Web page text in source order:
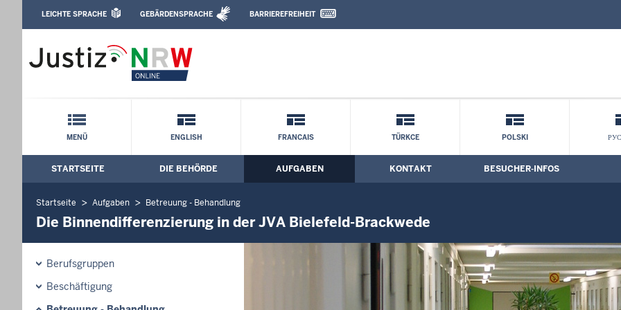
Justizvollzugsanstalt Bielefeld-Brackwede: Die Binnendifferenzierung in der
Leichte Sprache, Gebärdensprachenvideo und Kontaktformular
LEICHTE SPRACHE GEBÄRDENSPRACHE BARRIEREFREIHEIT
Schnellnavigation mit Volltext-Suche
MENÜ ENGLISH FRANCAIS TÜRKCE POLSKI
Hauptmenü: Hauptnavigation
STARTSEITE DIE BEHÖRDE AUFGABEN KONTAKT BESUCHER-INFOS
Startseite Aufgaben Betreuung - Behandlung
Die Binnendifferenzierung in der JVA Bielefeld-Brackwede
Berufsgruppen
Beschäftigung